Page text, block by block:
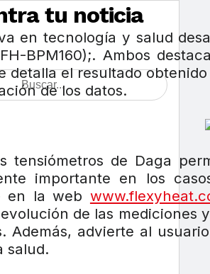
tu noticia
en tecnología y salud
BPM160);. Ambos
detalla el resultado
de los datos.
tensiómetros de Daga
importante en los
en la web
de las mediciones
Además, advierte al
salud.